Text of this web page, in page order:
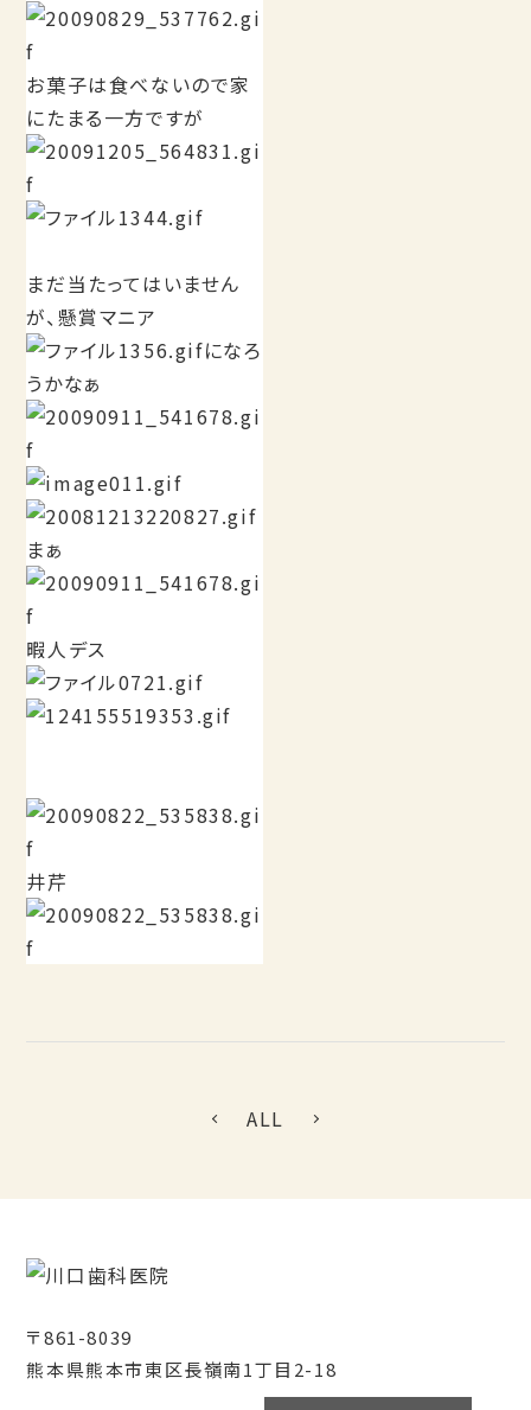
お菓子は食べないので家
にたまる一方ですが
まだ当たってはいません
が、懸賞マニア
になろ
うかなぁ
まぁ
暇人デス
井芹
ALL
〒861-8039
熊本県熊本市東区長嶺南1丁目2-18